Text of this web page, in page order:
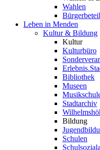
Wahlen
Leben in Menden
Kultur & Bildung
Kultur
Kulturbüro
Bibliothek
Museen
Stadtarchiv
Bildung
Schulen